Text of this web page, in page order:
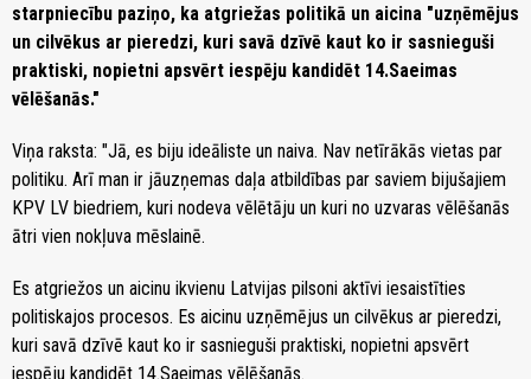
starpniecību paziņo, ka atgriežas politikā un aicina "uzņēmējus
un cilvēkus ar pieredzi, kuri savā dzīvē kaut ko ir sasnieguši
praktiski, nopietni apsvērt iespēju kandidēt 14.Saeimas
vēlēšanās."
Viņa raksta: "Jā, es biju ideāliste un naiva. Nav netīrākās vietas par
politiku. Arī man ir jāuzņemas daļa atbildības par saviem bijušajiem
KPV LV biedriem, kuri nodeva vēlētāju un kuri no uzvaras vēlēšanās
ātri vien nokļuva mēslainē.
Es atgriežos un aicinu ikvienu Latvijas pilsoni aktīvi iesaistīties
politiskajos procesos. Es aicinu uzņēmējus un cilvēkus ar pieredzi,
kuri savā dzīvē kaut ko ir sasnieguši praktiski, nopietni apsvērt
iespēju kandidēt 14.Saeimas vēlēšanās.